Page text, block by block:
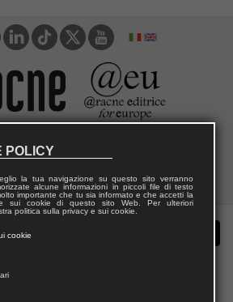
POLICY
la tua navigazione su questo sito verranno
alcune informazioni in piccoli file di testo
importante che tu sia informato e che accetti la
sui cookie di questo sito Web. Per ulteriori
politica sulla privacy e sui cookie.
cookie